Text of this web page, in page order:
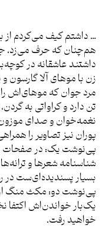
… داشتم کیف می‌کردم از
هم‌چنان که حرف می‌زد،
داشتند عاشقانه در
زن با موهای آلا
مرد جوان که موهای‌اش
تن دارد و کراواتی به
نغمه‌خوان و صدای
پوران نیز تصاویر را همراهی
پی‌نوشت یک: در صفحات
شناسنامه شعرها و
بسیار پسندیده‌ای‌ست
پی‌نوشت دو: مکث منگ
یک‌بار خواندن‌اش اکتفا
خواهید رفت.